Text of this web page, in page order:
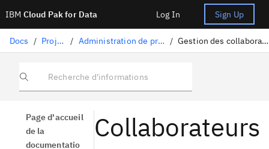
IBM Cloud Pak for Data Log In Sign Up
Docs / Projets / Administration de projets / Gestion des collaborateurs
Recherche d'informations
Page d'accueil
de la
documentatio
Collaborateurs